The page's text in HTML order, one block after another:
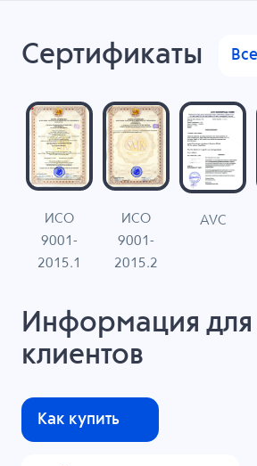
Сертификаты
ИСО
9001-
2015.1
ИСО
9001-
2015.2
AVC
Информация для
клиентов
Как купить